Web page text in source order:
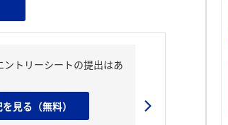
ントリーシートの提出はあ
中旬
見る（無料）